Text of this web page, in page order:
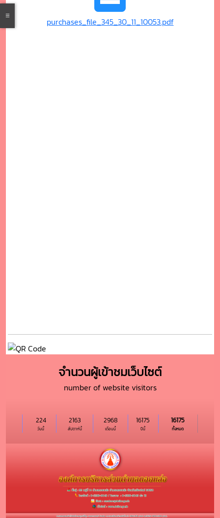
purchases_file_345_30_11_10053.pdf
จำนวนผู้เข้าชมเว็บไซต์
number of website visitors
วันนี้
224
สัปดาห์นี้
2163
เดือนนี้
2968
ปีนี้
16175
ทั้งหมด
16175